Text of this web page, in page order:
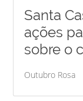
Santa
ações
sobre o
Outubro Rosa